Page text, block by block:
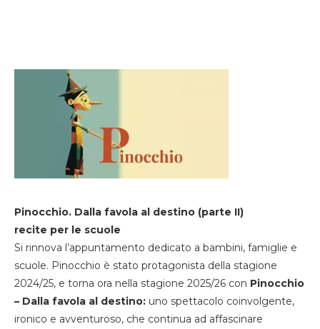
Pinocchio. Dalla favola al destino (parte II)
recite per le scuole
Si rinnova l’appuntamento dedicato a bambini, famiglie e
scuole. Pinocchio è stato protagonista della stagione
2024/25, e torna ora nella stagione 2025/26 con Pinocchio
– Dalla favola al destino: uno spettacolo coinvolgente,
ironico e avventuroso, che continua ad affascinare